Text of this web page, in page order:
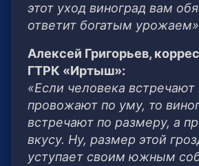
этот уход виноград вам
ответит богатым
Алексей Григорьев,
ГТРК «Иртыш»:
«Если человека
провожают по уму, то
встречают по размеру, а
вкусу. Ну, размер этой
уступает своим южным